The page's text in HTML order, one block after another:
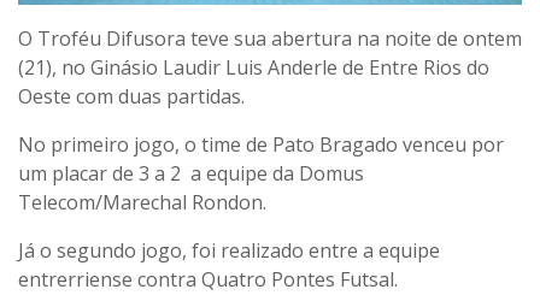
O Troféu Difusora teve sua abertura na noite de ontem
(21), no Ginásio Laudir Luis Anderle de Entre Rios do
Oeste com duas partidas.
No primeiro jogo, o time de Pato Bragado venceu por
um placar de 3 a 2 a equipe da Domus
Telecom/Marechal Rondon.
Já o segundo jogo, foi realizado entre a equipe
entrerriense contra Quatro Pontes Futsal.